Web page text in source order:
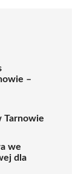
–
Tarnowie
we
dla